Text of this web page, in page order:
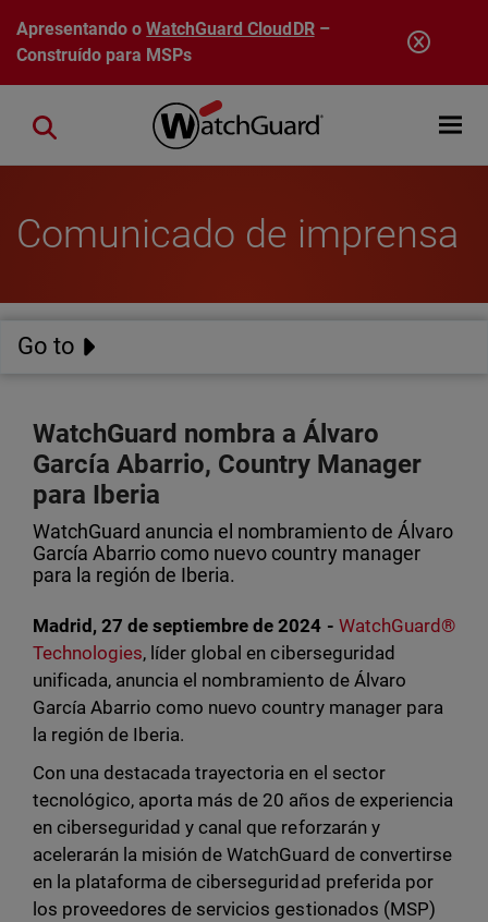
Pular para o conteúdo principal
Apresentando oWatchGuard CloudDR–
Construído para MSPs
Open
Close search
Comunicado de imprensa
Go to
WatchGuard nombra a Álvaro
García Abarrio, Country Manager
para Iberia
WatchGuard anuncia el nombramiento de Álvaro
García Abarrio como nuevo country manager
para la región de Iberia.
Madrid, 27 de septiembre de 2024 - WatchGuard®
Technologies, líder global en ciberseguridad
unificada, anuncia el nombramiento de Álvaro
García Abarrio como nuevo country manager para
la región de Iberia.
Con una destacada trayectoria en el sector
tecnológico, aporta más de 20 años de experiencia
en ciberseguridad y canal que reforzarán y
acelerarán la misión de WatchGuard de convertirse
en la plataforma de ciberseguridad preferida por
los proveedores de servicios gestionados (MSP)